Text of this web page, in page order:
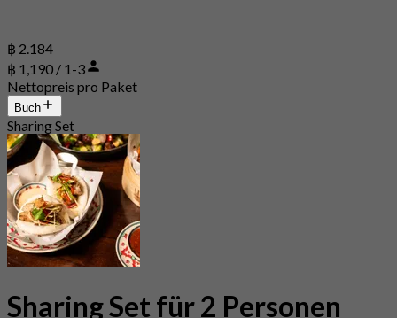
฿ 2.184
฿ 1,190 / 1-3
Nettopreis pro Paket
Buch
Sharing Set
Sharing Set für 2 Personen